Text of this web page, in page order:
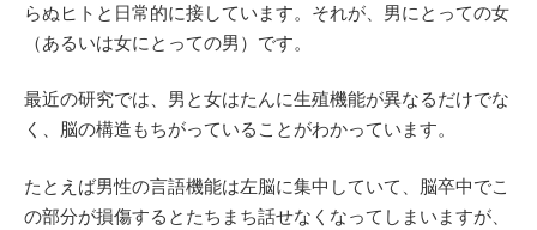
らぬヒトと日常的に接しています。それが、男にとっての女
（あるいは女にとっての男）です。
最近の研究では、男と女はたんに生殖機能が異なるだけでな
く、脳の構造もちがっていることがわかっています。
たとえば男性の言語機能は左脳に集中していて、脳卒中でこ
の部分が損傷するとたちまち話せなくなってしまいますが、